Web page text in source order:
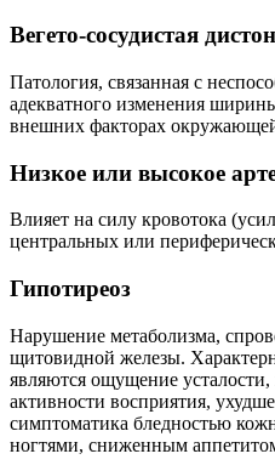
Вегето-сосудистая
Патология, связанная с
адекватного изменения
внешних факторах
Низкое или высокое
Влияет на силу кровотока
центральных или
Гипотиреоз
Нарушение метаболизма,
щитовидной железы.
являются ощущение
активности восприятия,
симптоматика бледностью
ногтями, сниженным